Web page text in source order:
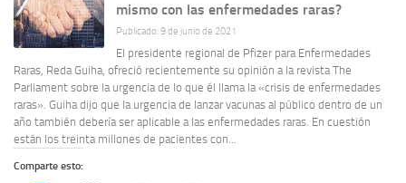
mismo con las enfermedades raras?
Publicado: 9 de junio de 2021
El presidente regional de Pfizer para Enfermedades
Raras, Reda Guiha, ofreció recientemente su opinión a la revista The
Parliament sobre la urgencia de lo que él llama la «crisis de enfermedades
raras». Guiha dijo que la urgencia de lanzar vacunas al público dentro de un
año también debería ser aplicable a las enfermedades raras. En cuestión
están los treinta millones de pacientes con...
Comparte esto: